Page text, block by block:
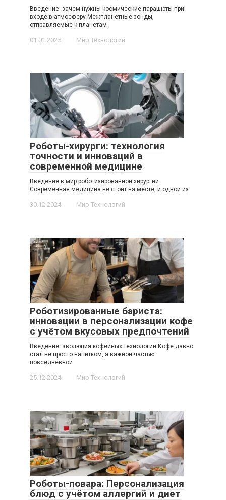
Введение: зачем нужны космические парашюты при
входе в атмосферу Межпланетные зонды,
отправляемые к планетам
01.01.2025 Мир Технологий
Роботы-хирурги: технология
точности и инноваций в
современной медицине
Введение в мир роботизированной хирургии
Современная медицина не стоит на месте, и одной из
30.12.2024 Мир Технологий
Роботизированные бариста:
инновации в персонализации кофе
с учётом вкусовых предпочтений
Введение: эволюция кофейных технологий Кофе давно
стал не просто напитком, а важной частью
повседневной
25.12.2024 Мир Технологий
Роботы-повара: Персонализация
блюд с учётом аллергий и диет